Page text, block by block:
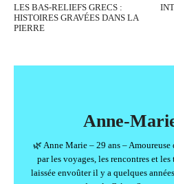
LES BAS-RELIEFS GRECS :
HISTOIRES GRAVÉES DANS LA
PIERRE
Anne-
🌿 Anne Marie – 29 ans –
par les voyages, les rencontres et
laissée envoûter il y a quelques